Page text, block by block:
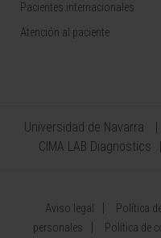
Pacientes internacionales
Atención al paciente
Universidad de Navarra
CIMA LAB Diagnostics
Aviso legal Política
personales
Política de